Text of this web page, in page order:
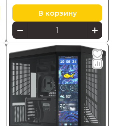
В корзину